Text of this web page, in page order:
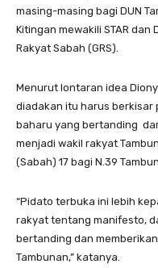
masing-masing bagi DUN
Kitingan mewakili STAR dan
Rakyat Sabah (GRS).
Menurut lontaran idea
diadakan itu harus berkisar
baharu yang bertanding
menjadi wakil rakyat
(Sabah) 17 bagi N.39
“Pidato terbuka ini lebih
rakyat tentang manifesto,
bertanding dan
Tambunan,” katanya.